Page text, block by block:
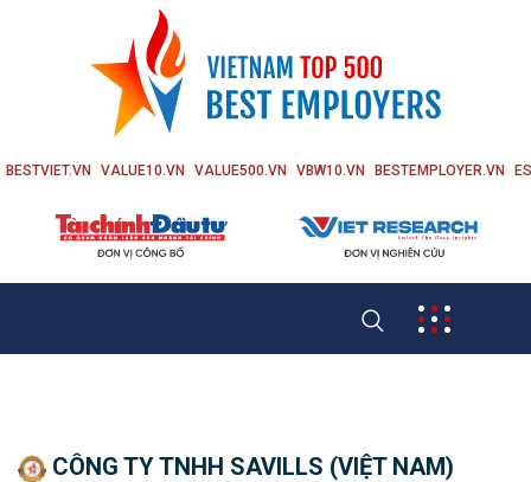
BESTVIET.VN VALUE10.VN VALUE500.VN VBW10.VN BESTEMPLOYER.VN
CÔNG TY TNHH SAVILLS (VIỆT NAM)